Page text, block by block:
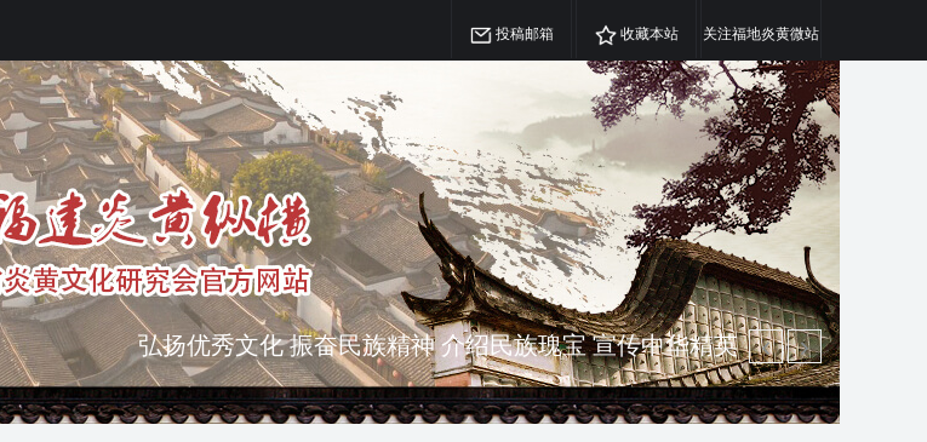
投稿邮箱 收藏本站 关注福地炎黄微站
弘扬优秀文化 振奋民族精神 介绍民族瑰宝 宣传中华精英
突出海西特色 报道台港澳侨 坚持古为今用 力求雅俗共赏